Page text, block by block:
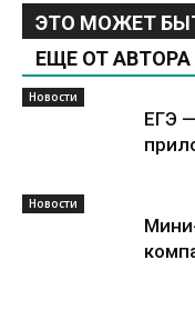
ЭТО МОЖЕТ
ЕЩЕ ОТ АВТОРА
Новости
ЕГЭ
Новости